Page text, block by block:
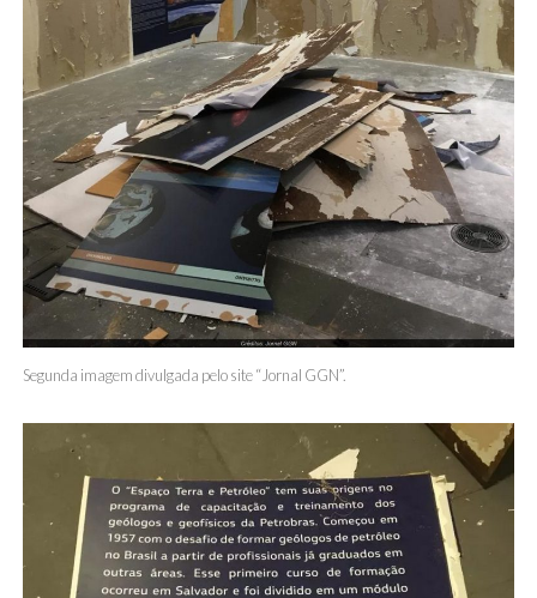
Segunda imagem divulgada pelo site “Jornal GGN”.